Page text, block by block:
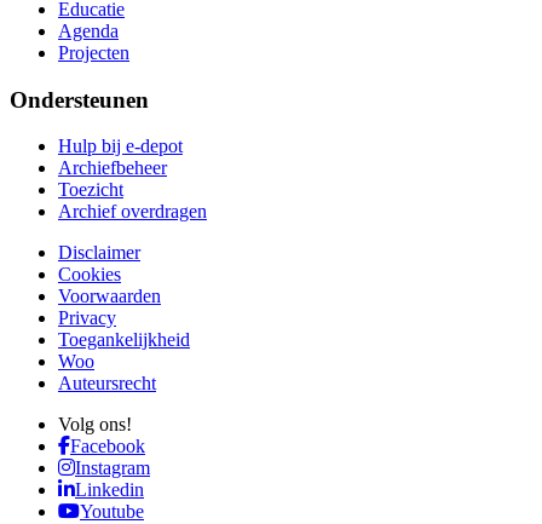
Educatie
Agenda
Projecten
Ondersteunen
Hulp bij e-depot
Archiefbeheer
Toezicht
Archief overdragen
Disclaimer
Cookies
Voorwaarden
Privacy
Toegankelijkheid
Woo
Auteursrecht
Volg ons!
Facebook
Instagram
Linkedin
Youtube